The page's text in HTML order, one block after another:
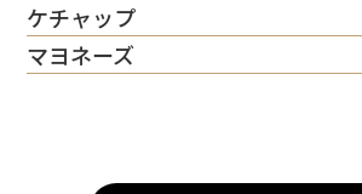
ケチャップ
マヨネーズ